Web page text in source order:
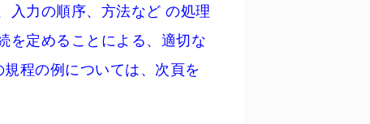
入力の順序、方法など の処理
を定めることによる、適切な
程の例については、次頁を